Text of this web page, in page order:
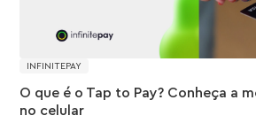
INFINITEPAY
O que é o Tap to Pay? Conheça a
no celular